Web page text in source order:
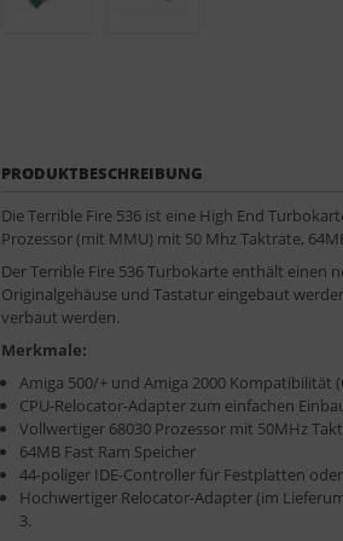
PRODUKTBESCHREIBUNG
Die Terrible Fire 536 ist eine High End
Prozessor (mit MMU) mit 50 Mhz Taktrate,
Der Terrible Fire 536 Turbokarte enthält einen
Originalgehäuse und Tastatur eingebaut
verbaut werden.
Merkmale:
Amiga 500/+ und Amiga 2000 Kompatibilität
CPU-Relocator-Adapter zum einfachen
Vollwertiger 68030 Prozessor mit 50MHz
64MB Fast Ram Speicher
44-poliger IDE-Controller für Festplatten oder
Hochwertiger Relocator-Adapter (im
3.